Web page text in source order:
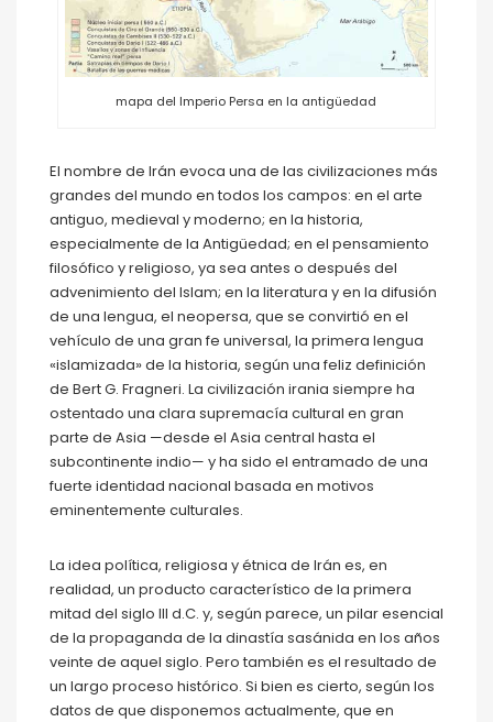
mapa del Imperio Persa en la antigüedad
El nombre de Irán evoca una de las civilizaciones más
grandes del mundo en todos los campos: en el arte
antiguo, medieval y moderno; en la historia,
especialmente de la Antigüedad; en el pensamiento
filosófico y religioso, ya sea antes o después del
advenimiento del Islam; en la literatura y en la difusión
de una lengua, el neopersa, que se convirtió en el
vehículo de una gran fe universal, la primera lengua
«islamizada» de la historia, según una feliz definición
de Bert G. Fragneri. La civilización irania siempre ha
ostentado una clara supremacía cultural en gran
parte de Asia —desde el Asia central hasta el
subcontinente indio— y ha sido el entramado de una
fuerte identidad nacional basada en motivos
eminentemente culturales.
La idea política, religiosa y étnica de Irán es, en
realidad, un producto característico de la primera
mitad del siglo III d.C. y, según parece, un pilar esencial
de la propaganda de la dinastía sasánida en los años
veinte de aquel siglo. Pero también es el resultado de
un largo proceso histórico. Si bien es cierto, según los
datos de que disponemos actualmente, que en